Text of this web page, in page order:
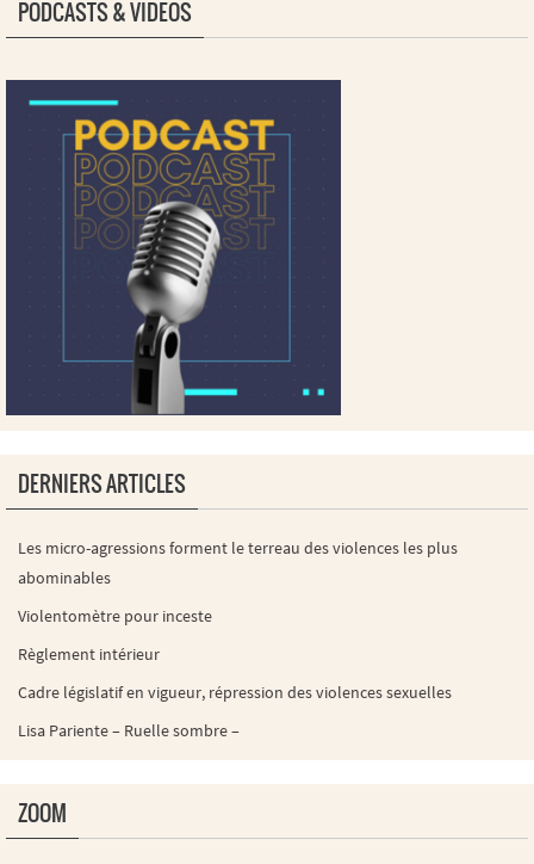
PODCASTS & VIDEOS
DERNIERS ARTICLES
Les micro-agressions forment le terreau des violences les plus
abominables
Violentomètre pour inceste
Règlement intérieur
Cadre législatif en vigueur, répression des violences sexuelles
Lisa Pariente – Ruelle sombre –
ZOOM